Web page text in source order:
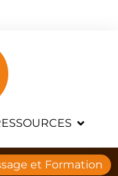
et Formation